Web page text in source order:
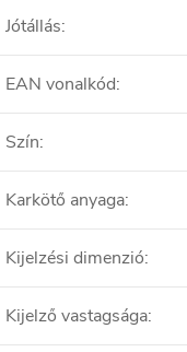
Jótállás:
EAN vonalkód:
Szín:
Karkötő anyaga:
Kijelzési dimenzió:
Kijelző vastagsága: